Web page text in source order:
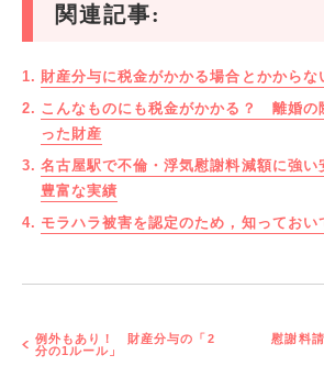
関連記事:
財産分与に税金がかかる場合とかからな
こんなものにも税金がかかる？ 離婚の
った財産
名古屋駅で不倫・浮気慰謝料減額に強い
豊富な実績
モラハラ被害を認定のため，知っておい
例外もあり！ 財産分与の「2
分の1ルール」
慰謝料